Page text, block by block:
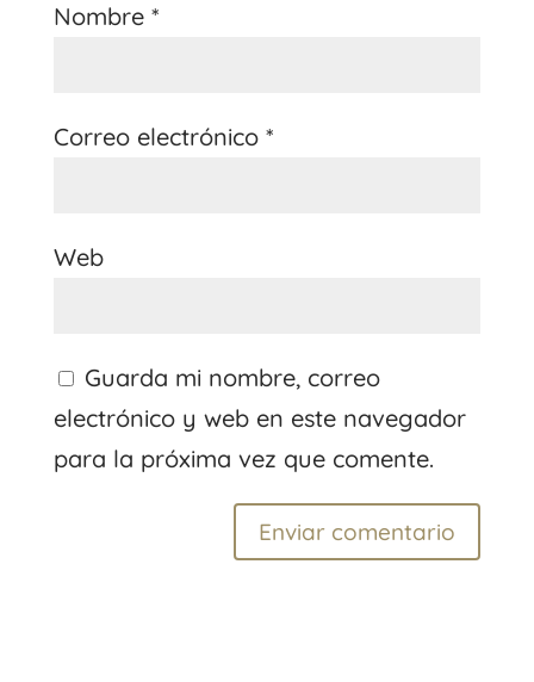
Nombre *
Correo electrónico *
Web
Guarda mi nombre, correo
electrónico y web en este navegador
para la próxima vez que comente.